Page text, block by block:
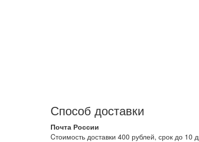
Способ доставки
Почта России
Cтоимость доставки 400 рублей, срок до 10